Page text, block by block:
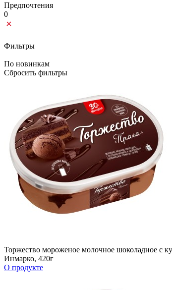
Предпочтения
0
Фильтры
По новинкам
Сбросить фильтры
Торжество мороженое молочное шоколадное c
Инмарко, 420г
О продукте